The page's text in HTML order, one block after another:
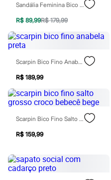
Sungas
Personagens
Bluey
Disney
Hello Kitty
Homem Aranha
Minecraft
Patrulha Canina
Sonic
Stitch
Beleza
Kits
Perfumes árabes
Novidades
Escovas e Pentes
Finalizadores
Sandália Feminina Bico Quadrado Texturizada Com Tachas Oneself Marrom
R$ 89,99R$ 179,99
Scarpin Bico Fino Anabela Preta
R$ 189,99
Scarpin Bico Fino Salto Grosso Croco Bebecê Bege
R$ 159,99